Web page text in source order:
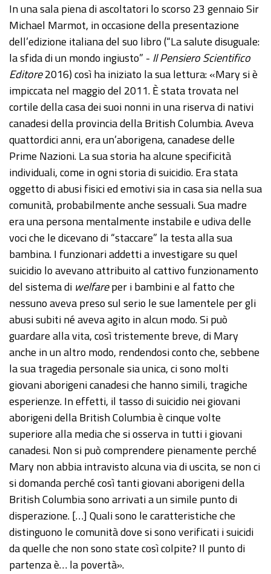
In una sala piena di ascoltatori lo scorso 23 gennaio Sir
Michael Marmot, in occasione della presentazione
dell’edizione italiana del suo libro (“La salute disuguale:
la sfida di un mondo ingiusto” - Il Pensiero Scientifico
Editore2016) così ha iniziato la sua lettura: «Mary si è
impiccata nel maggio del 2011. È stata trovata nel
cortile della casa dei suoi nonni in una riserva di nativi
canadesi della provincia della British Columbia. Aveva
quattordici anni, era un’aborigena, canadese delle
Prime Nazioni. La sua storia ha alcune specificità
individuali, come in ogni storia di suicidio. Era stata
oggetto di abusi fisici ed emotivi sia in casa sia nella sua
comunità, probabilmente anche sessuali. Sua madre
era una persona mentalmente instabile e udiva delle
voci che le dicevano di “staccare” la testa alla sua
bambina. I funzionari addetti a investigare su quel
suicidio lo avevano attribuito al cattivo funzionamento
del sistema di welfareper i bambini e al fatto che
nessuno aveva preso sul serio le sue lamentele per gli
abusi subiti né aveva agito in alcun modo. Si può
guardare alla vita, così tristemente breve, di Mary
anche in un altro modo, rendendosi conto che, sebbene
la sua tragedia personale sia unica, ci sono molti
giovani aborigeni canadesi che hanno simili, tragiche
esperienze. In effetti, il tasso di suicidio nei giovani
aborigeni della British Columbia è cinque volte
superiore alla media che si osserva in tutti i giovani
canadesi. Non si può comprendere pienamente perché
Mary non abbia intravisto alcuna via di uscita, se non ci
si domanda perché così tanti giovani aborigeni della
British Columbia sono arrivati a un simile punto di
disperazione. […] Quali sono le caratteristiche che
distinguono le comunità dove si sono verificati i suicidi
da quelle che non sono state così colpite? Il punto di
partenza è… la povertà».